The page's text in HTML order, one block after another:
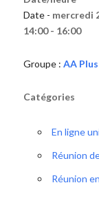
Date - mercredi
14:00 - 16:00
Groupe : AA
Catégories
En ligne
Réunion
Réunion